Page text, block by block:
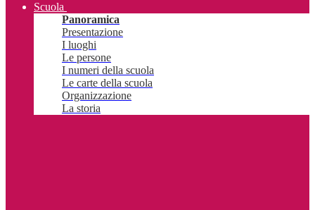
Scuola
Panoramica
Presentazione
I luoghi
Le persone
I numeri della scuola
Le carte della scuola
Organizzazione
La storia